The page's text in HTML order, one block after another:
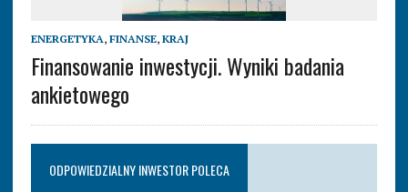
ENERGETYKA, FINANSE, KRAJ
Finansowanie inwestycji. Wyniki badania
ankietowego
ODPOWIEDZIALNY INWESTOR POLECA